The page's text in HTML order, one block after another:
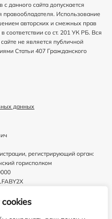
данного сайта допускается
правообладателя. Использование
авторских и смежных прав
соответствии со ст. 201 УК РБ. Вся
не является публичной
Статьи 407 Гражданского
данных
регистрирующий орган:
горисполком
д. 8 оф. 42